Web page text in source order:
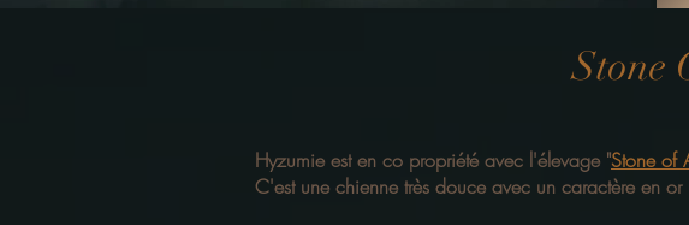
Stone
Hyzumie est en co propriété avec l'élevage "Stone of
C'est une chienne très douce avec un caractère en or